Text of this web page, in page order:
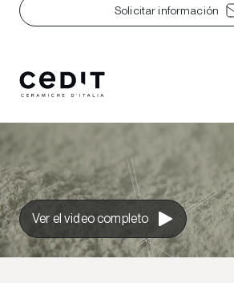
Solicitar información
Ver el video completo